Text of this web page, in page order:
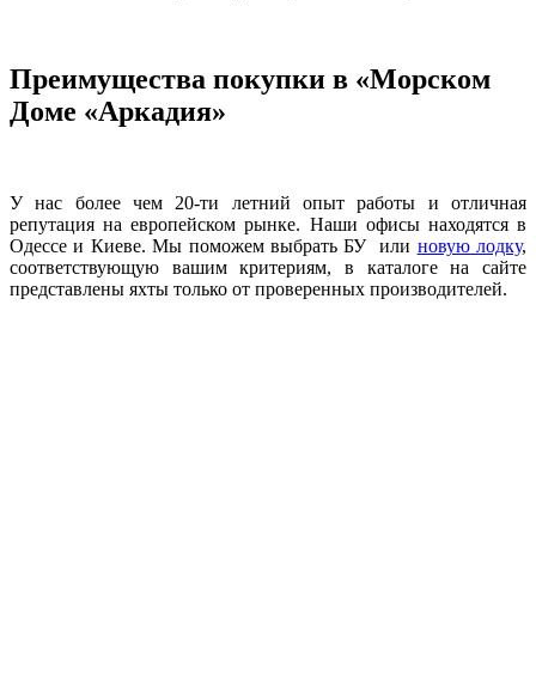
Преимущества покупки в «Морском
Доме «Аркадия»
У нас более чем 20-ти летний опыт работы и отличная
репутация на европейском рынке. Наши офисы находятся в
Одессе и Киеве. Мы поможем выбрать БУ или новую лодку,
соответствующую вашим критериям, в каталоге на сайте
представлены яхты только от проверенных производителей.